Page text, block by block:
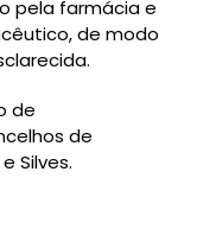
pela farmácia e
de modo
de
de
Silves.